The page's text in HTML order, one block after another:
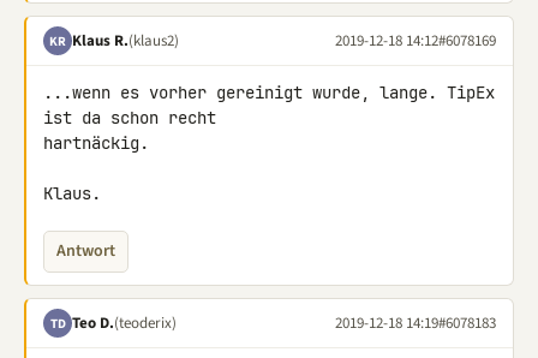
KR Klaus R.(klaus2) 2019-12-18 14:12#6078169
...wenn es vorher gereinigt wurde, lange. TipEx
ist da schon recht
hartnäckig.
Klaus.
Antwort
TD Teo D.(teoderix) 2019-12-18 14:19#6078183